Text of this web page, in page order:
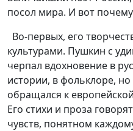
посол мира. И вот
Во-первых, его
культурами. Пушкин с
черпал вдохновение в
истории, в фольклоре,
обращался к
Его стихи и проза
чувств, понятном